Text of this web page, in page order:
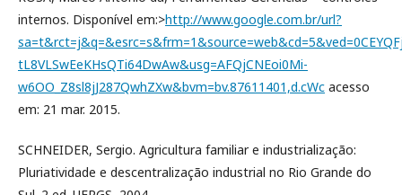
internos. Disponível em:>http://www.google.com.br/url?
tL8VLSwEeKHsQTi64DwAw&usg=AFQjCNEoi0Mi-
w6OO_Z8sl8jJ287QwhZXw&bvm=bv.87611401,d.cWc acesso
em: 21 mar. 2015.
SCHNEIDER, Sergio. Agricultura familiar e industrialização:
Pluriatividade e descentralização industrial no Rio Grande do